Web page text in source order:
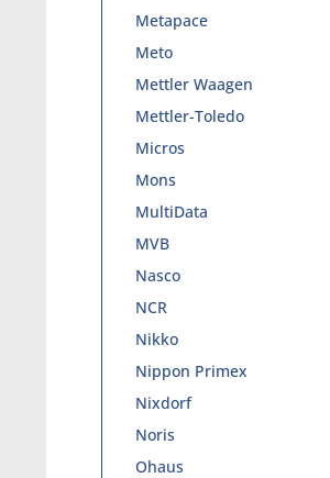
Metapace
Meto
Mettler Waagen
Mettler-Toledo
Micros
Mons
MultiData
MVB
Nasco
NCR
Nikko
Nippon Primex
Nixdorf
Noris
Ohaus